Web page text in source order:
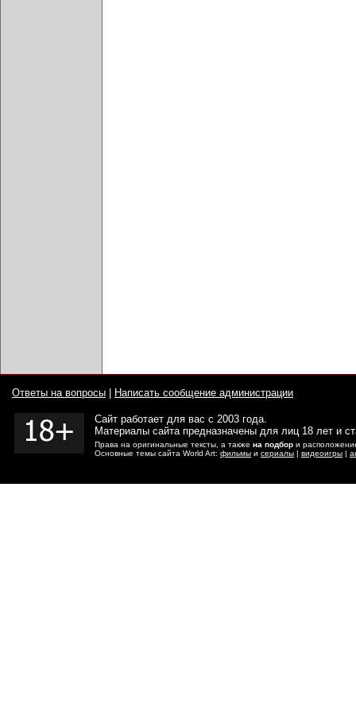
Ответы на вопросы Написать сообщение администрации
Сайт работает для вас с 2003 года.
Материалы сайта предназначены для лиц 18 лет и
Права на оригинальные тексты, а также на подбор и
Основные темы сайта World Art: фильмы и сериалы | видеоигры |